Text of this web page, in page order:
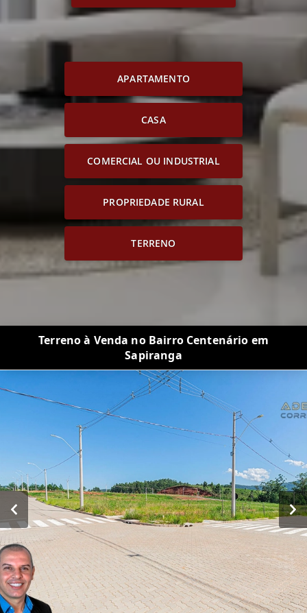
APARTAMENTO
CASA
COMERCIAL OU INDUSTRIAL
PROPRIEDADE RURAL
TERRENO
Terreno à Venda no Bairro Centenário em
Sapiranga